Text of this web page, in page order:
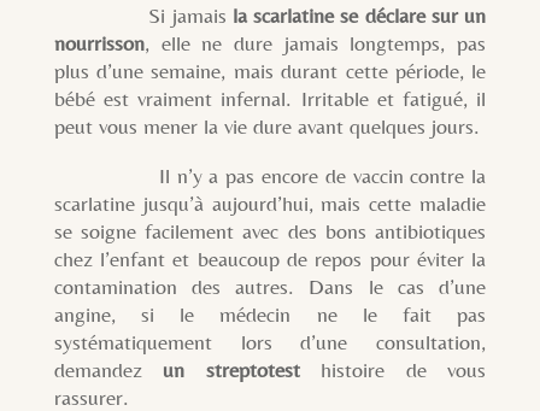
Si jamais la scarlatine se déclare sur un
nourrisson, elle ne dure jamais longtemps, pas
plus d’une semaine, mais durant cette période, le
bébé est vraiment infernal. Irritable et fatigué, il
peut vous mener la vie dure avant quelques jours.
Il n’y a pas encore de vaccin contre la
scarlatine jusqu’à aujourd’hui, mais cette maladie
se soigne facilement avec des bons antibiotiques
chez l’enfant et beaucoup de repos pour éviter la
contamination des autres. Dans le cas d’une
angine, si le médecin ne le fait pas
systématiquement lors d’une consultation,
demandez un streptotesthistoire de vous
rassurer.